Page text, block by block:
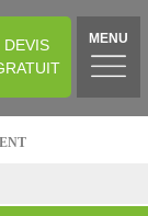
DEVIS
MENU